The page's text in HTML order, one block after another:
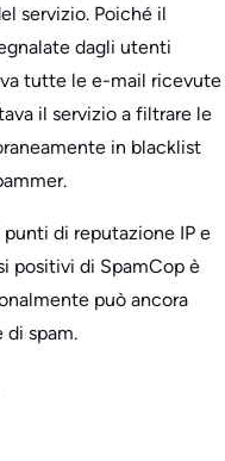
servizio. Poiché il
dagli utenti
tutte le e-mail ricevute
il servizio a filtrare le
in blacklist
di reputazione IP e
positivi di SpamCop è
può ancora
di spam.